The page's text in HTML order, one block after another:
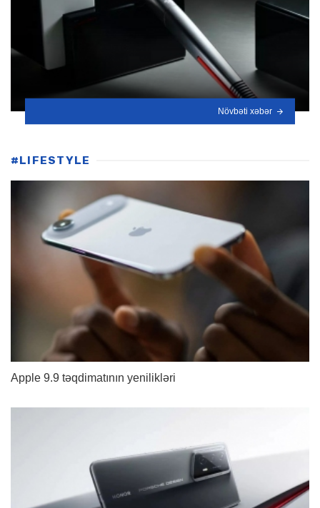
Növbəti xəbər
#LIFESTYLE
Apple 9.9 təqdimatının yenilikləri